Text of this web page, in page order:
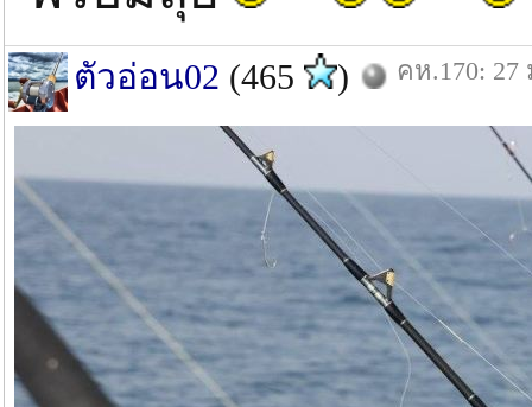
ตัวอ่อน02 (465 ) คห.170: 27